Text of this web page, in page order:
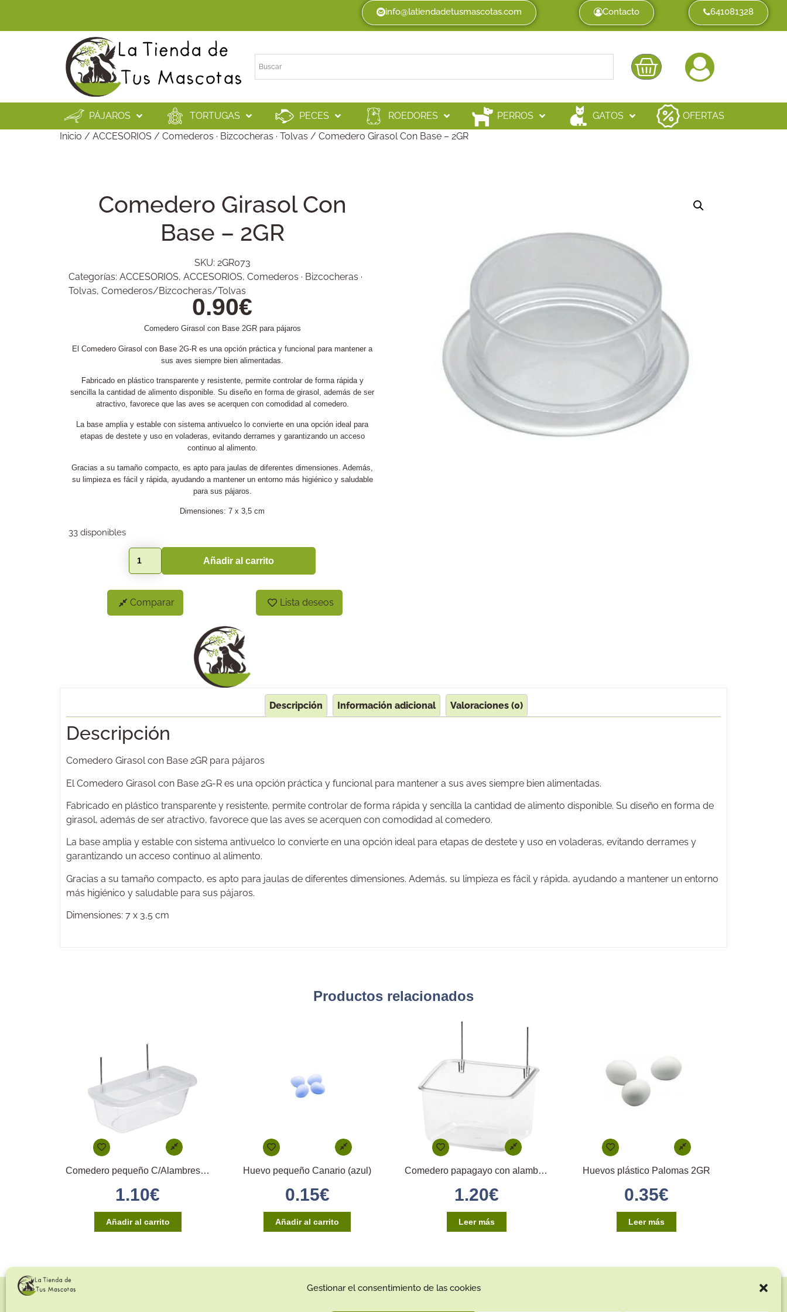
Gestionar el consentimiento de las cookies
info@latiendadetusmascotas.com Contacto 641081328
PÁJAROS TORTUGAS PECES ROEDORES PERROS GATOS
OFERTAS
Inicio / ACCESORIOS / Comederos · Bizcocheras · Tolvas / Comedero Girasol Con Base – 2GR
Comedero Girasol Con
Base – 2GR
SKU: 2GR073
Categorías: ACCESORIOS, ACCESORIOS, Comederos · Bizcocheras ·
Tolvas, Comederos/Bizcocheras/Tolvas
0.90€
Comedero Girasol con Base 2GR para pájaros
El Comedero Girasol con Base 2G-R es una opción práctica y funcional para mantener a
sus aves siempre bien alimentadas.
Fabricado en plástico transparente y resistente, permite controlar de forma rápida y
sencilla la cantidad de alimento disponible. Su diseño en forma de girasol, además de ser
atractivo, favorece que las aves se acerquen con comodidad al comedero.
La base amplia y estable con sistema antivuelco lo convierte en una opción ideal para
etapas de destete y uso en voladeras, evitando derrames y garantizando un acceso
continuo al alimento.
Gracias a su tamaño compacto, es apto para jaulas de diferentes dimensiones. Además,
su limpieza es fácil y rápida, ayudando a mantener un entorno más higiénico y saludable
para sus pájaros.
Dimensiones: 7 x 3,5 cm
33 disponibles
Añadir al carrito
Comparar Lista deseos
Descripción Información adicional Valoraciones (0)
Descripción
Comedero Girasol con Base 2GR para pájaros
El Comedero Girasol con Base 2G-R es una opción práctica y funcional para mantener a sus aves siempre bien alimentadas.
Fabricado en plástico transparente y resistente, permite controlar de forma rápida y sencilla la cantidad de alimento disponible. Su diseño en forma de
girasol, además de ser atractivo, favorece que las aves se acerquen con comodidad al comedero.
La base amplia y estable con sistema antivuelco lo convierte en una opción ideal para etapas de destete y uso en voladeras, evitando derrames y
garantizando un acceso continuo al alimento.
Gracias a su tamaño compacto, es apto para jaulas de diferentes dimensiones. Además, su limpieza es fácil y rápida, ayudando a mantener un entorno
más higiénico y saludable para sus pájaros.
Dimensiones: 7 x 3,5 cm
Productos relacionados
Comedero pequeño C/Alambres y Huella
1.10€
Añadir al carrito
Huevo pequeño Canario (azul)
0.15€
Añadir al carrito
Comedero papagayo con alambres en hierro
1.20€
Leer más
Huevos plástico Palomas 2GR
0.35€
Leer más
Contacto: